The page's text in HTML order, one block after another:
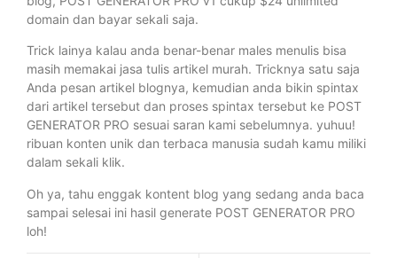
domain dan bayar sekali saja.
Trick lainya kalau anda benar-benar males menulis bisa
masih memakai jasa tulis artikel murah. Tricknya satu saja
Anda pesan artikel blognya, kemudian anda bikin spintax
dari artikel tersebut dan proses spintax tersebut ke POST
GENERATOR PRO sesuai saran kami sebelumnya. yuhuu!
ribuan konten unik dan terbaca manusia sudah kamu miliki
dalam sekali klik.
Oh ya, tahu enggak kontent blog yang sedang anda baca
sampai selesai ini hasil generate POST GENERATOR PRO
loh!